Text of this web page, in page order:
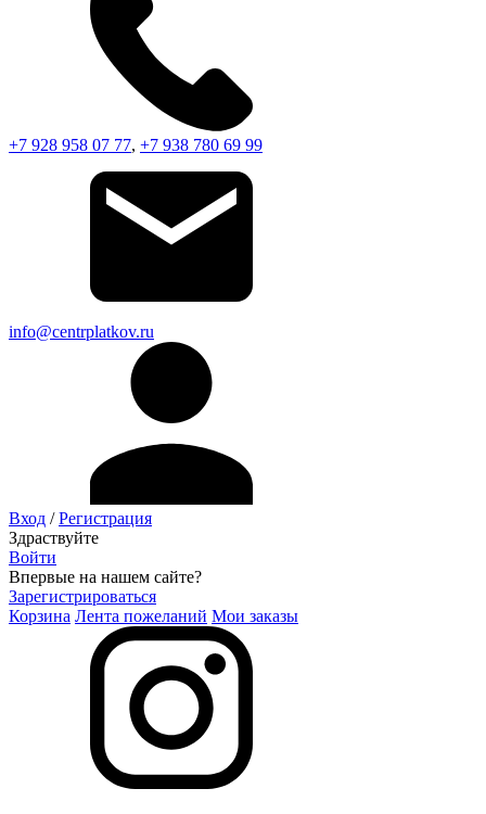
+7 928 958 07 77, +7 938 780 69 99
info@centrplatkov.ru
Вход /Регистрация
Здраствуйте
Войти
Впервые на нашем сайте?
Зарегистрироваться
Корзина Лента пожеланий Мои заказы